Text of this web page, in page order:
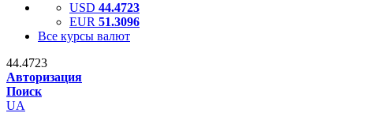
USD 44.4723
EUR 51.3096
Все курсы валют
44.4723
Авторизация
Поиск
UA